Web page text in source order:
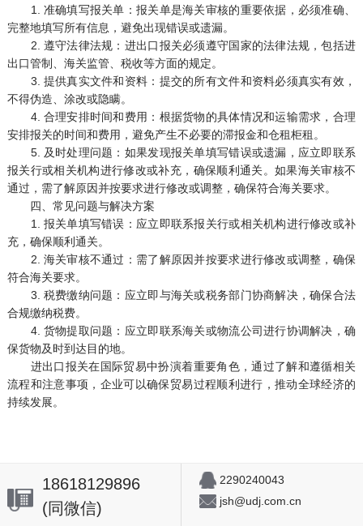
1. 准确填写报关单：报关单是海关审核的重要依据，必须准确、
完整地填写所有信息，避免出现错误或遗漏。
2. 遵守法律法规：进出口报关必须遵守国家的法律法规，包括进
出口管制、海关监管、税收等方面的规定。
3. 提供真实文件和资料：提交的所有文件和资料必须真实有效，
不得伪造、涂改或隐瞒。
4. 合理安排时间和费用：根据货物的具体情况和运输需求，合理
安排报关的时间和费用，避免产生不必要的滞报金和仓租柜租。
5. 及时处理问题：如果发现报关单填写错误或遗漏，应立即联系
报关行或相关机构进行修改或补充，确保顺利通关。如果海关审核不
通过，需了解原因并按要求进行修改或调整，确保符合海关要求。
四、常见问题与解决方案
1. 报关单填写错误：应立即联系报关行或相关机构进行修改或补
充，确保顺利通关。
2. 海关审核不通过：需了解原因并按要求进行修改或调整，确保
符合海关要求。
3. 税费缴纳问题：应立即与海关或税务部门协商解决，确保合法
合规缴纳税费。
4. 货物提取问题：应立即联系海关或物流公司进行协调解决，确
保货物及时到达目的地。
进出口报关在国际贸易中扮演着重要角色，通过了解和遵循相关
流程和注意事项，企业可以确保贸易过程顺利进行，推动全球经济的
持续发展。
18618129896
(同微信)
2290240043
jsh@udj.com.cn